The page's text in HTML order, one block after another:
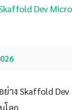
Dev
ง Skaffold Dev